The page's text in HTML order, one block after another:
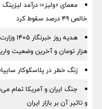
خالص ۴۹ درصد سقوط کرد
هزار تومان و آخرین وضعیت
زنگ خطر در پلاسکوکار سایپا؛ فروش
و تاثیر آن بر بازار ایران